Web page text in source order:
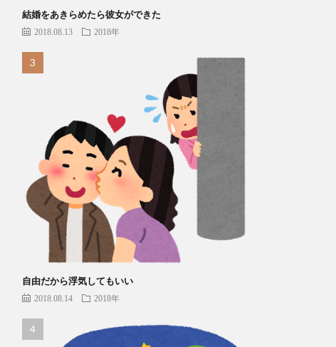
結婚をあきらめたら彼女ができた
2018.08.13 2018年
自由だから浮気してもいい
2018.08.14 2018年